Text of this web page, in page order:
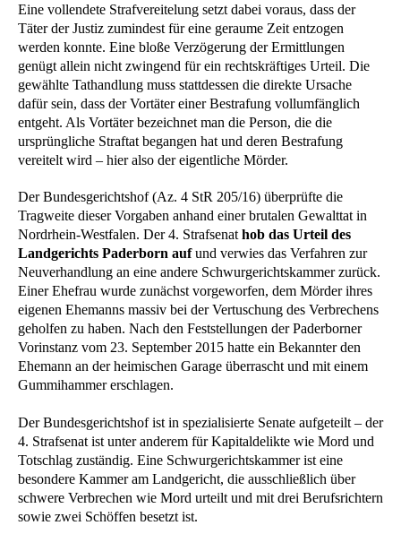
Eine vollendete Strafvereitelung setzt dabei voraus, dass der
Täter der Justiz zumindest für eine geraume Zeit entzogen
werden konnte. Eine bloße Verzögerung der Ermittlungen
genügt allein nicht zwingend für ein rechtskräftiges Urteil. Die
gewählte Tathandlung muss stattdessen die direkte Ursache
dafür sein, dass der Vortäter einer Bestrafung vollumfänglich
entgeht. Als Vortäter bezeichnet man die Person, die die
ursprüngliche Straftat begangen hat und deren Bestrafung
vereitelt wird – hier also der eigentliche Mörder.
Der Bundesgerichtshof (Az. 4 StR 205/16) überprüfte die
Tragweite dieser Vorgaben anhand einer brutalen Gewalttat in
Nordrhein-Westfalen. Der 4. Strafsenat hob das Urteil des
Landgerichts Paderborn aufund verwies das Verfahren zur
Neuverhandlung an eine andere Schwurgerichtskammer zurück.
Einer Ehefrau wurde zunächst vorgeworfen, dem Mörder ihres
eigenen Ehemanns massiv bei der Vertuschung des Verbrechens
geholfen zu haben. Nach den Feststellungen der Paderborner
Vorinstanz vom 23. September 2015 hatte ein Bekannter den
Ehemann an der heimischen Garage überrascht und mit einem
Gummihammer erschlagen.
Der Bundesgerichtshof ist in spezialisierte Senate aufgeteilt – der
4. Strafsenat ist unter anderem für Kapitaldelikte wie Mord und
Totschlag zuständig. Eine Schwurgerichtskammer ist eine
besondere Kammer am Landgericht, die ausschließlich über
schwere Verbrechen wie Mord urteilt und mit drei Berufsrichtern
sowie zwei Schöffen besetzt ist.